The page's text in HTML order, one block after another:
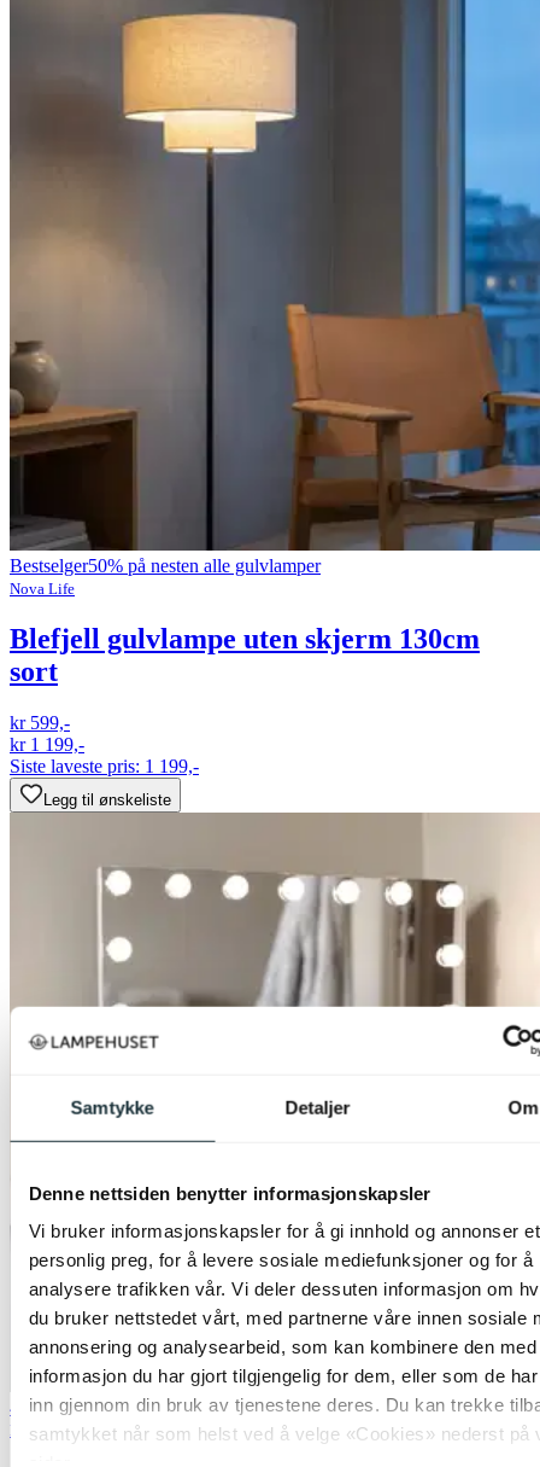
Samtykke Detaljer Om
Denne nettsiden benytter informasjonskapsler
Vi bruker informasjonskapsler for å gi innhold og annonser et
personlig preg, for å levere sosiale mediefunksjoner og for å
analysere trafikken vår. Vi deler dessuten informasjon om
du bruker nettstedet vårt, med partnerne våre innen sosiale
annonsering og analysearbeid, som kan kombinere den med
informasjon du har gjort tilgjengelig for dem, eller som de
inn gjennom din bruk av tjenestene deres. Du kan trekke
samtykket når som helst ved å velge «Cookies» nederst på
Bestselger50% på nesten alle gulvlamper
Nova Life
Blefjell gulvlampe uten skjerm 130cm
sort
kr 599,-
kr 1 199,-
Siste laveste pris: 1 199,-
Legg til ønskeliste
40% ved kjøp av 2 eller flere
Nova Life